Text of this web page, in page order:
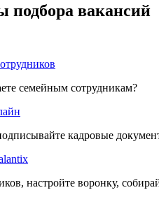
вакансий
семейным сотрудникам?
кадровые
настройте воронку,